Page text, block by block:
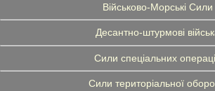
Військово-Морські Сили
Десантно-штурмові
Сили спеціальних
Сили територіальної